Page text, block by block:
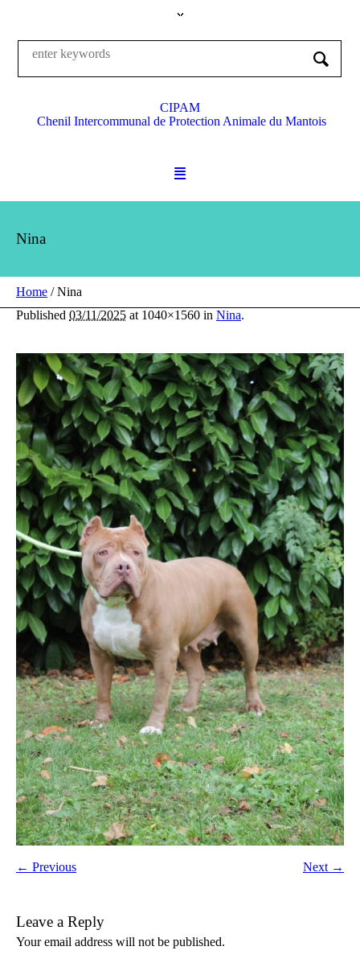
CIPAM
Chenil Intercommunal de Protection Animale du Mantois
Nina
Home /Nina
Published 03/11/2025 at 1040×1560 in Nina.
← Previous Next →
Leave a Reply
Your email address will not be published.